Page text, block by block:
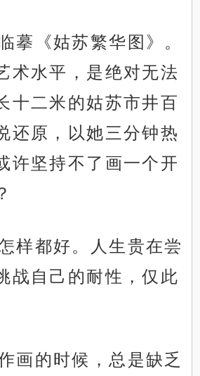
摹《姑苏繁华图》。
术水平，是绝对无法
十二米的姑苏市井百
还原，以她三分钟热
许坚持不了画一个开
样都好。人生贵在尝
战自己的耐性，仅此
画的时候，总是缺乏